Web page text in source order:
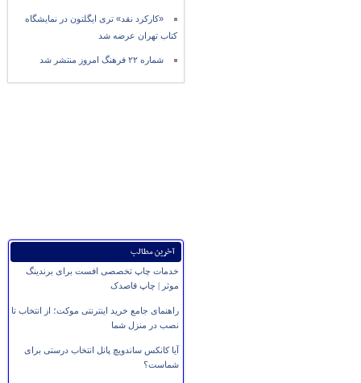
«کارکرد نقد» تری ایگلتون در نمایشگاه
کتاب تهران عرضه شد
شماره ۲۲ فرهنگ امروز منتشر شد
آخرین مطالب
خدمات چاپ تخصصی افست برای برندینگ
موثر | چاپ قاصدک
راهنمای جامع خرید اینترنتی موکت؛ از انتخاب تا
نصب در منزل شما
آیا کانکس ساندویچ پانل انتخاب درستی برای
شماست؟